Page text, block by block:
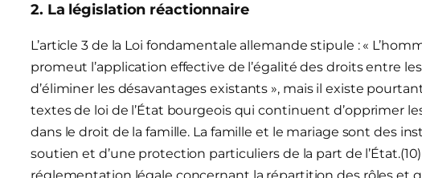
2. La législation réactionnaire
L’article 3 de la Loi fondamentale allemande stipule : «
promeut l’application effective de l’égalité des droits entre
d’éliminer les désavantages existants », mais il existe
textes de loi de l’État bourgeois qui continuent d’opprimer
dans le droit de la famille. La famille et le mariage sont des
soutien et d’une protection particuliers de la part de